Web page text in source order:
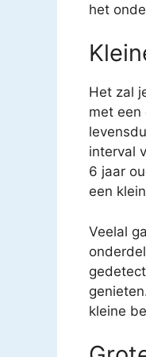
het
Het zal
met een
interval
6 jaar
een
Veelal
kleine